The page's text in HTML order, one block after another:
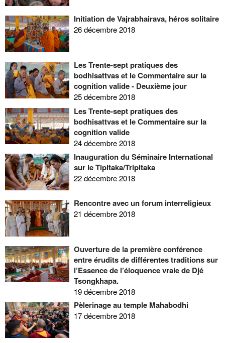
Initiation de Vajrabhairava, héros solitaire
26 décembre 2018
Les Trente-sept pratiques des
bodhisattvas et le Commentaire sur la
cognition valide - Deuxième jour
25 décembre 2018
Les Trente-sept pratiques des
bodhisattvas et le Commentaire sur la
cognition valide
24 décembre 2018
Inauguration du Séminaire International
sur le Tipitaka/Tripitaka
22 décembre 2018
Rencontre avec un forum interreligieux
21 décembre 2018
Ouverture de la première conférence
entre érudits de différentes traditions sur
l’Essence de l’éloquence vraie de Djé
Tsongkhapa.
19 décembre 2018
Pèlerinage au temple Mahabodhi
17 décembre 2018